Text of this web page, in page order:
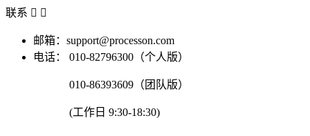
联系  
邮箱：support@processon.com
电话：
010-82796300（个人版）
010-86393609（团队版）
(工作日 9:30-18:30)